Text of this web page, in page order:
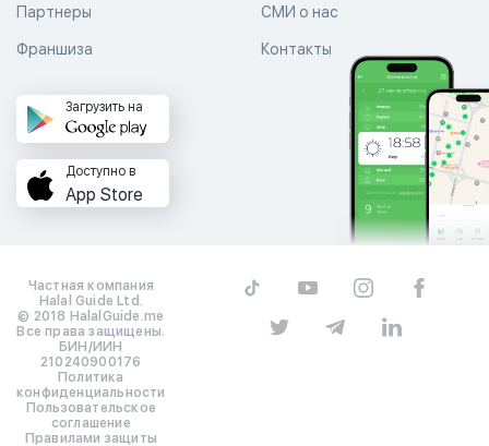
СМИ о нас
Контакты
Партнеры
Франшиза
Загрузить на
Доступно в
App Store
Частная компания
Halal Guide Ltd.
© 2018 HalalGuide.me
Все права защищены.
БИН/ИИН
210240900176
Политика
конфиденциальности
Пользовательское
соглашение
Правилами защиты